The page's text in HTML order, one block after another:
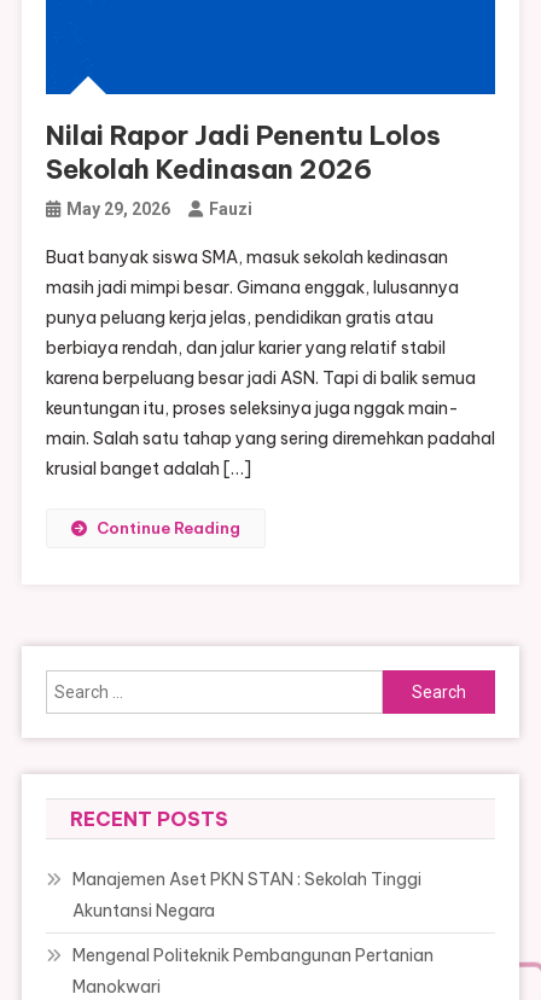
Nilai Rapor Jadi Penentu Lolos
Sekolah Kedinasan 2026
May 29, 2026 Fauzi
Buat banyak siswa SMA, masuk sekolah kedinasan
masih jadi mimpi besar. Gimana enggak, lulusannya
punya peluang kerja jelas, pendidikan gratis atau
berbiaya rendah, dan jalur karier yang relatif stabil
karena berpeluang besar jadi ASN. Tapi di balik semua
keuntungan itu, proses seleksinya juga nggak main-
main. Salah satu tahap yang sering diremehkan padahal
krusial banget adalah […]
Continue Reading
Search
for:
RECENT POSTS
Manajemen Aset PKN STAN : Sekolah Tinggi
Akuntansi Negara
Mengenal Politeknik Pembangunan Pertanian
Manokwari